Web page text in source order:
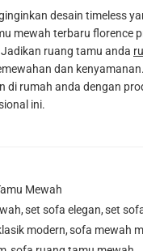
desain timeless
mewah terbaru florence
ruang tamu anda
dan
di rumah anda dengan
ini.
Mewah
,set sofa elegan,set
modern,sofa mewah